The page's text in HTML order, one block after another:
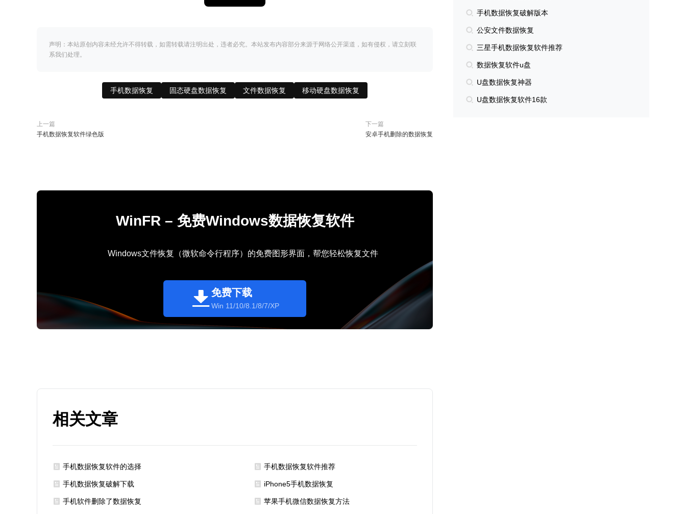
声明：本站原创内容未经允许不得转载，如需转载请注明出处，违者必究。本站发布内容部分来源于网络公开渠道，如有侵权，请立刻联
系我们处理。
手机数据恢复 固态硬盘数据恢复 文件数据恢复 移动硬盘数据恢复
上一篇
手机数据恢复软件绿色版
下一篇
安卓手机删除的数据恢复
WinFR – 免费Windows数据恢复软件
Windows文件恢复（微软命令行程序）的免费图形界面，帮您轻松恢复文件
免费下载
Win 11/10/8.1/8/7/XP
相关文章
手机数据恢复软件的选择 手机数据恢复软件推荐
手机数据恢复破解下载 iPhone5手机数据恢复
手机软件删除了数据恢复 苹果手机微信数据恢复方法
手机数据恢复破解版本
公安文件数据恢复
三星手机数据恢复软件推荐
数据恢复软件u盘
U盘数据恢复神器
U盘数据恢复软件16款